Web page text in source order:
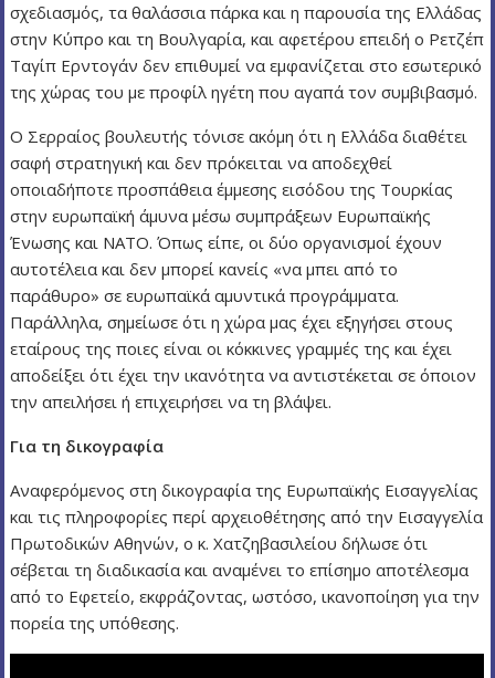
σχεδιασμός, τα θαλάσσια πάρκα και η παρουσία της Ελλάδας
στην Κύπρο και τη Βουλγαρία, και αφετέρου επειδή ο Ρετζέπ
Ταγίπ Ερντογάν δεν επιθυμεί να εμφανίζεται στο εσωτερικό
της χώρας του με προφίλ ηγέτη που αγαπά τον συμβιβασμό.
Ο Σερραίος βουλευτής τόνισε ακόμη ότι η Ελλάδα διαθέτει
σαφή στρατηγική και δεν πρόκειται να αποδεχθεί
οποιαδήποτε προσπάθεια έμμεσης εισόδου της Τουρκίας
στην ευρωπαϊκή άμυνα μέσω συμπράξεων Ευρωπαϊκής
Ένωσης και ΝΑΤΟ. Όπως είπε, οι δύο οργανισμοί έχουν
αυτοτέλεια και δεν μπορεί κανείς «να μπει από το
παράθυρο» σε ευρωπαϊκά αμυντικά προγράμματα.
Παράλληλα, σημείωσε ότι η χώρα μας έχει εξηγήσει στους
εταίρους της ποιες είναι οι κόκκινες γραμμές της και έχει
αποδείξει ότι έχει την ικανότητα να αντιστέκεται σε όποιον
την απειλήσει ή επιχειρήσει να τη βλάψει.
Για τη δικογραφία
Αναφερόμενος στη δικογραφία της Ευρωπαϊκής Εισαγγελίας
και τις πληροφορίες περί αρχειοθέτησης από την Εισαγγελία
Πρωτοδικών Αθηνών, ο κ. Χατζηβασιλείου δήλωσε ότι
σέβεται τη διαδικασία και αναμένει το επίσημο αποτέλεσμα
από το Εφετείο, εκφράζοντας, ωστόσο, ικανοποίηση για την
πορεία της υπόθεσης.